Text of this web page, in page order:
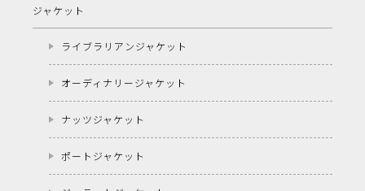
ジャケット
ライブラリアンジャケット
オーディナリージャケット
ナッツジャケット
ポートジャケット